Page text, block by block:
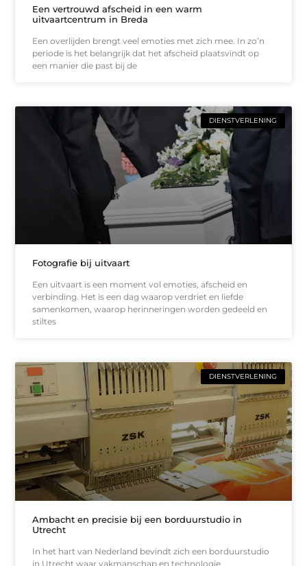
Een vertrouwd afscheid in een warm
uitvaartcentrum in Breda
Een overlijden brengt veel emoties met zich mee. In zo’n
periode is het belangrijk dat het afscheid plaatsvindt op
een manier die past bij de
DIENSTVERLENING
Fotografie bij uitvaart
Een uitvaart is een moment vol emoties, afscheid en
verbinding. Het is een dag waarop verdriet en liefde
samenkomen, waarop herinneringen worden gedeeld en
stiltes
DIENSTVERLENING
Ambacht en precisie bij een borduurstudio in
Utrecht
In het hart van Nederland bevindt zich een borduurstudio
in Utrecht waar vakmanschap en technologie